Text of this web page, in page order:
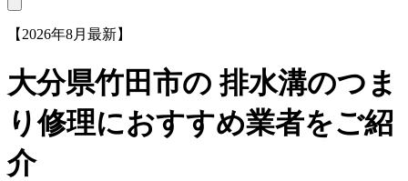
【2026年8月最新】
大分県竹田市の 排水溝のつま
り修理におすすめ業者をご紹
介